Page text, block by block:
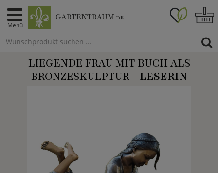
Menü
GARTENTRAUM.DE
LIEGENDE FRAU MIT BUCH ALS
BRONZESKULPTUR - LESERIN